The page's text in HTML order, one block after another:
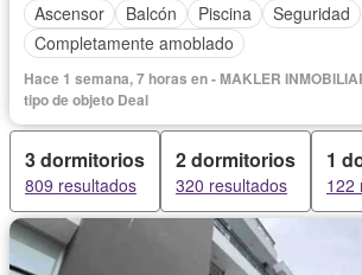
Ascensor
Balcón Piscina
Seguridad
Completamente amoblado
Hace 1 semana, 7 horas en - MAKLER INMOBILIARIA -
tipo de objeto Deal
3 dormitorios
809 resultados
2 dormitorios
320 resultados
1
122